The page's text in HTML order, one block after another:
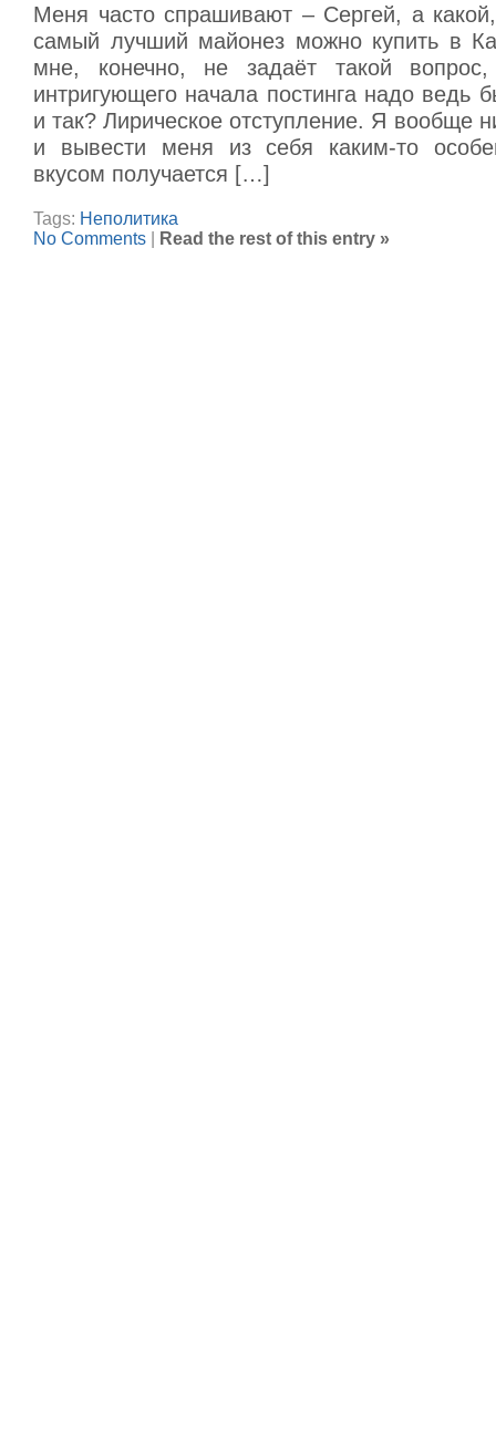
Меня часто спрашивают – Сергей, а
самый лучший майонез можно купить в
мне, конечно, не задаёт такой
интригующего начала постинга надо ведь
и так? Лирическое отступление. Я вообще
и вывести меня из себя каким-то
вкусом получается […]
Tags: Неполитика
No Comments
Read the rest of this entry »